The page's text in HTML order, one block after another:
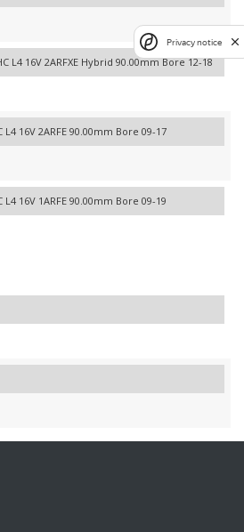
L4 16V 2ARFXE Hybrid 90.00mm Bore 12-18
16V 2ARFE 90.00mm Bore 09-17
16V 1ARFE 90.00mm Bore 09-19
Privacy notice